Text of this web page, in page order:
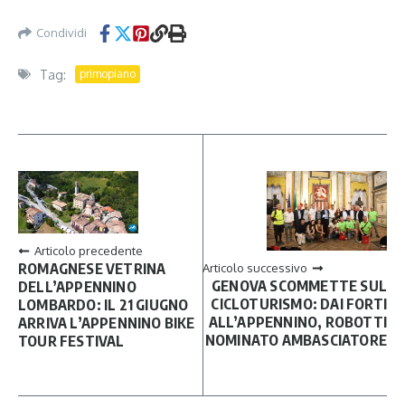
Condividi
Tag: primopiano
Articolo precedente
ROMAGNESE VETRINA
DELL’APPENNINO
LOMBARDO: IL 21 GIUGNO
ARRIVA L’APPENNINO BIKE
TOUR FESTIVAL
Articolo successivo
GENOVA SCOMMETTE SUL
CICLOTURISMO: DAI FORTI
ALL’APPENNINO, ROBOTTI
NOMINATO AMBASCIATORE